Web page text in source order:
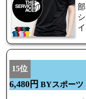
15位
6,480円 BYスポーツ